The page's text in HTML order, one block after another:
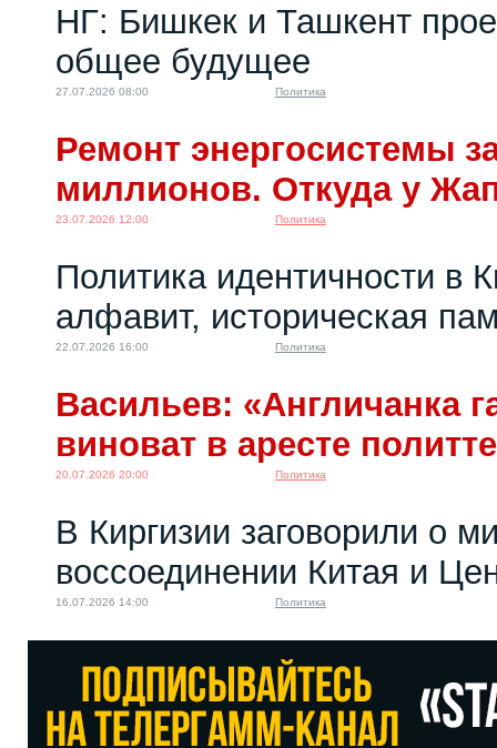
НГ: Бишкек и Ташкент
общее будущее
27.07.2026 08:00 Политика
Ремонт энергосистемы
миллионов. Откуда у
23.07.2026 12:00 Политика
Политика идентичности в
алфавит, историческая
22.07.2026 16:00 Политика
Васильев: «Англичанка
виноват в аресте
20.07.2026 20:00 Политика
В Киргизии заговорили о
воссоединении Китая и
16.07.2026 14:00 Политика